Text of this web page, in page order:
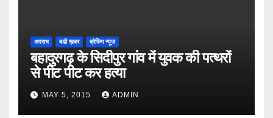
अपराध बडी ख़बर ब्रेकिंग न्यूज़
बहादुरगढ़ के सिदीपुर गांव में युवक की पत्थरों
से पीट पीट कर हत्या
MAY 5, 2015 ADMIN